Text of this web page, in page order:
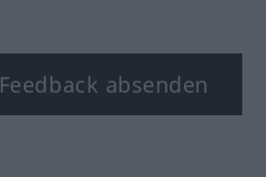
Feedback absenden